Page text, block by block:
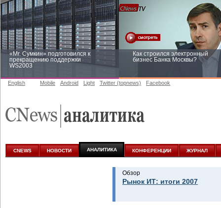
«Mr. Сумкин» подготовился к
прекращению поддержки
WS2003
Как строился электронный
бизнес Банка Москвы?
аналитике
English Mobile Android Light Twitter (topnews) Facebook
CNEWS НОВОСТИ АНАЛИТИКА КОНФЕРЕНЦИИ ЖУРНАЛ
Обзор
Рынок ИТ: итоги 2007